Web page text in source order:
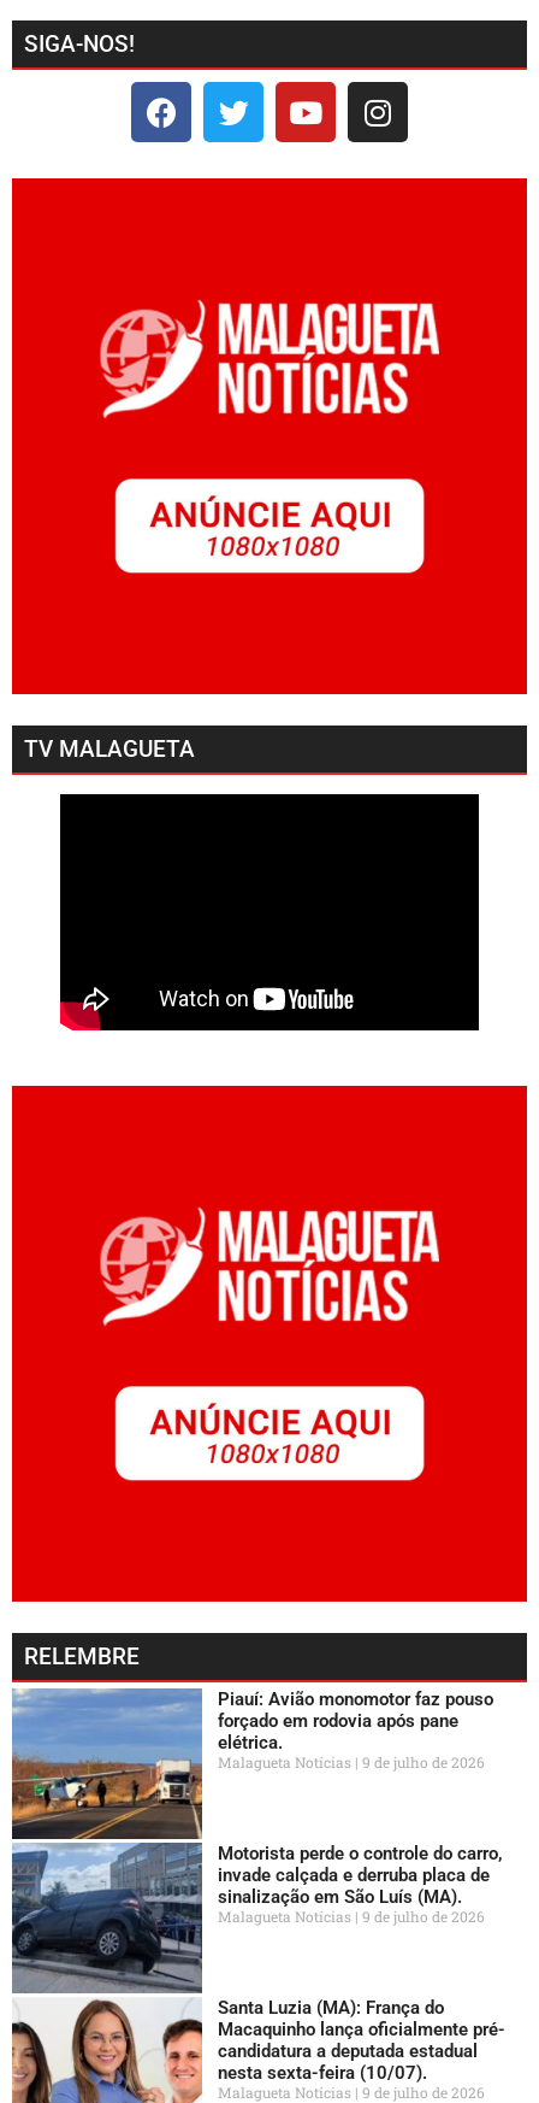
SIGA-NOS!
TV MALAGUETA
RELEMBRE
Piauí: Avião monomotor faz pouso
forçado em rodovia após pane
elétrica.
Malagueta Notícias 9 de julho de 2026
Motorista perde o controle do carro,
invade calçada e derruba placa de
sinalização em São Luís (MA).
Malagueta Notícias 9 de julho de 2026
Santa Luzia (MA): França do
Macaquinho lança oficialmente pré-
candidatura a deputada estadual
nesta sexta-feira (10/07).
Malagueta Notícias 9 de julho de 2026